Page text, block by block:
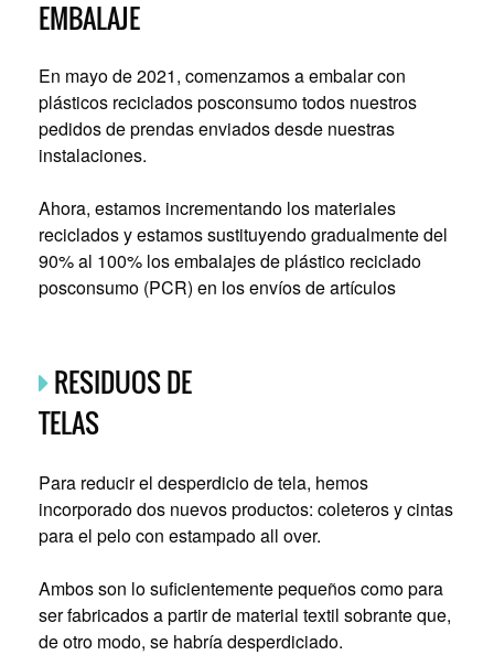
EMBALAJE
En mayo de 2021, comenzamos a embalar con
plásticos reciclados posconsumo todos nuestros
pedidos de prendas enviados desde nuestras
instalaciones.
Ahora, estamos incrementando los materiales
reciclados y estamos sustituyendo gradualmente del
90% al 100% los embalajes de plástico reciclado
posconsumo (PCR) en los envíos de artículos
RESIDUOS DE
TELAS
Para reducir el desperdicio de tela, hemos
incorporado dos nuevos productos: coleteros y cintas
para el pelo con estampado all over.
Ambos son lo suficientemente pequeños como para
ser fabricados a partir de material textil sobrante que,
de otro modo, se habría desperdiciado.